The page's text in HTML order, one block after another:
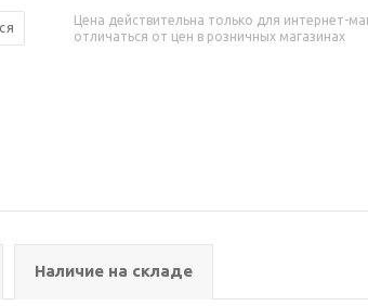
Цена действительна только для интернет-
отличаться от цен в розничных магазинах
Наличие на складе